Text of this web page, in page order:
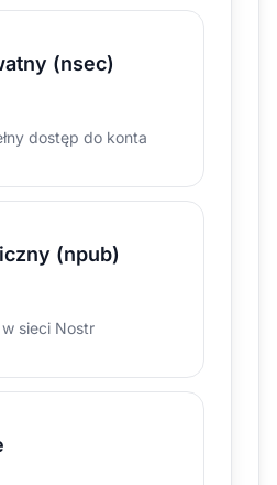
(nsec)
dostęp do konta
(npub)
sieci Nostr